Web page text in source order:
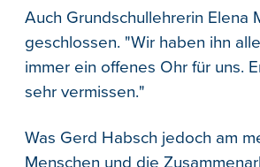
Auch Grundschullehrerin Elena
geschlossen. "Wir haben ihn
immer ein offenes Ohr für uns.
sehr vermissen."
Was Gerd Habsch jedoch am